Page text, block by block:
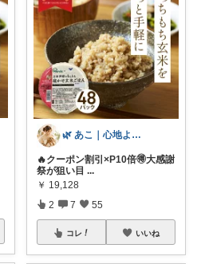
🌿 あこ｜心地よい暮らしの便利アイテム
🔥クーポン割引×P10倍🉐大感謝
祭が狙い目 ...
￥ 19,128
2 7 55
コレ いいね